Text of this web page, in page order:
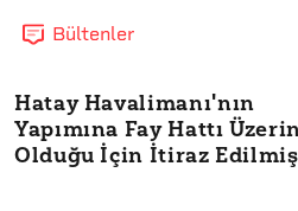
Bültenler
Hatay Havalimanı'nın
Yapımına Fay Hattı
Olduğu İçin İtiraz Edilmiş